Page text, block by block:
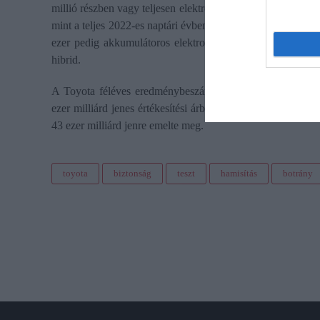
millió részben vagy teljesen elektromos Toyota és Lexus
mint a teljes 2022-es naptári évben (2,73 millió). Ebből
ezer pedig akkumulátoros elektromos, valamint 3500
hibrid.
A Toyota féléves eredménybeszámolója alkalmából
ezer milliárd jenes értékesítési árbevétele után a 2024-es
43 ezer milliárd jenre emelte meg.
toyota biztonság teszt hamisítás botrány